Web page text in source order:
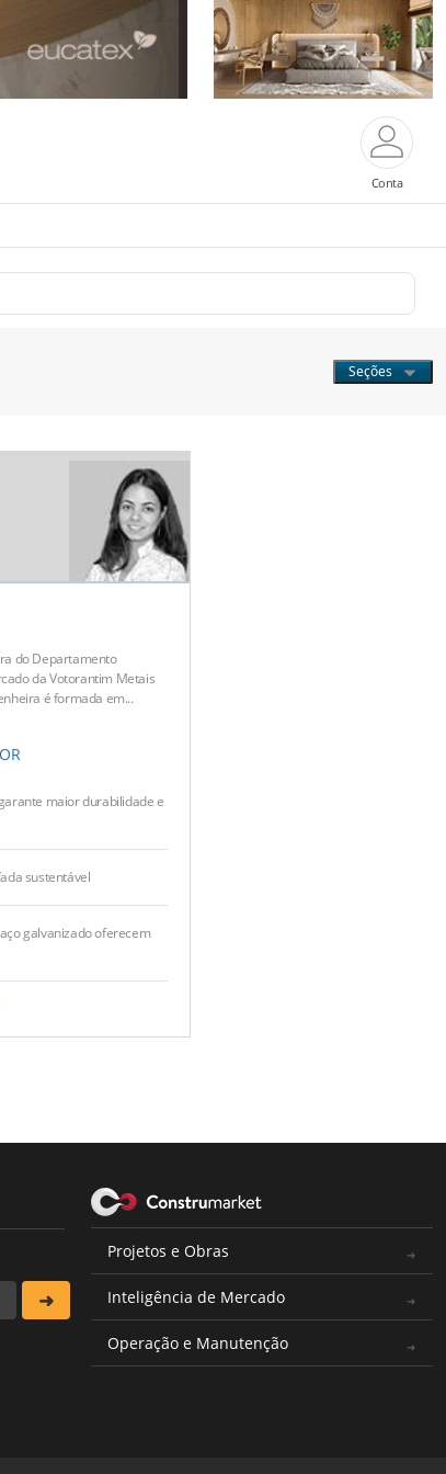
Conta
Seções
do Departamento
da Votorantim Metais
é formada em...
maior durabilidade e
sustentável
galvanizado oferecem
Projetos e Obras
Inteligência de Mercado
Operação e Manutenção